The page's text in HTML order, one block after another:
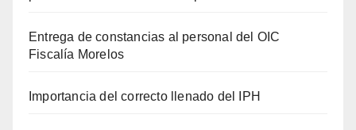
Entrega de constancias al personal del OIC
Fiscalía Morelos
Importancia del correcto llenado del IPH